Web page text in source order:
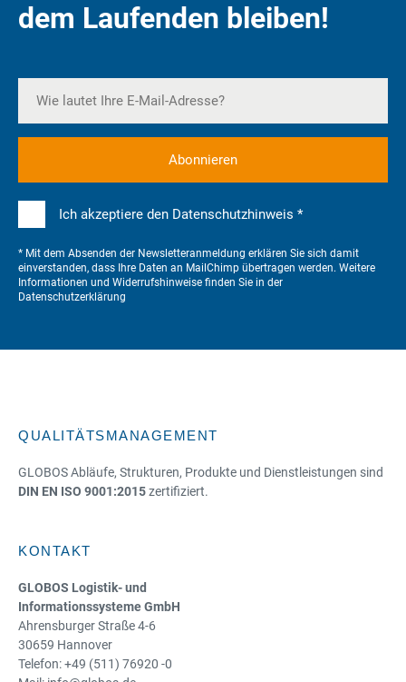
dem Laufenden bleiben!
Ich akzeptiere den Datenschutzhinweis *
* Mit dem Absenden der Newsletteranmeldung erklären Sie sich damit
einverstanden, dass Ihre Daten an MailChimp übertragen werden. Weitere
Informationen und Widerrufshinweise finden Sie in der
Datenschutzerklärung
QUALITÄTSMANAGEMENT
GLOBOS Abläufe, Strukturen, Produkte und Dienstleistungen sind
DIN EN ISO 9001:2015zertifiziert.
KONTAKT
GLOBOS Logistik- und
Informationssysteme GmbH
Ahrensburger Straße 4-6
30659 Hannover
Telefon: +49 (511) 76920 -0